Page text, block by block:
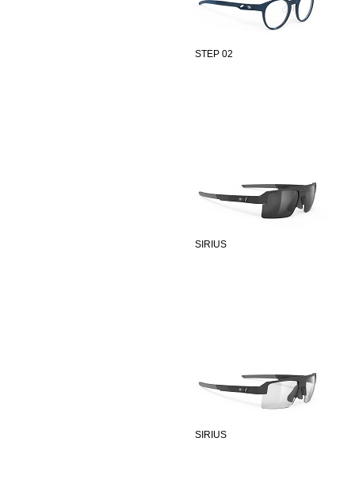
STEP 02
SIRIUS
SIRIUS